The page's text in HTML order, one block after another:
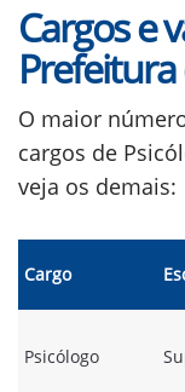
Cargos e
O maior
cargos de
veja os demais:
Cargo
Psicólogo